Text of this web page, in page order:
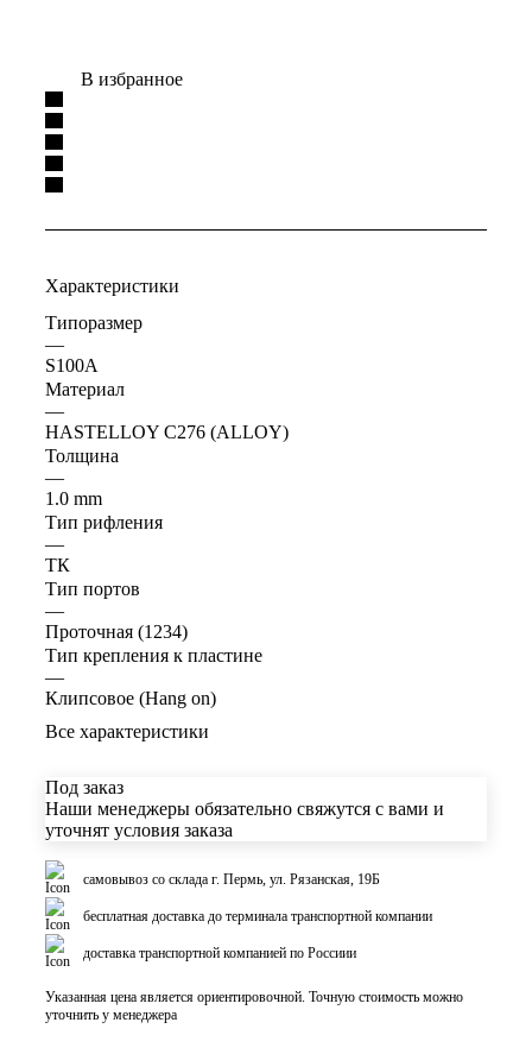
В избранное
Характеристики
Типоразмер
—
S100A
Материал
—
HASTELLOY C276 (ALLOY)
Толщина
—
1.0 mm
Тип рифления
—
ТК
Тип портов
—
Проточная (1234)
Тип крепления к пластине
—
Клипсовое (Hang on)
Все характеристики
Под заказ
Наши менеджеры обязательно свяжутся с вами и
уточнят условия заказа
самовывоз со склада г. Пермь, ул. Рязанская, 19Б
бесплатная доставка до терминала транспортной компании
доставка транспортной компанией по Россиии
Указанная цена является ориентировочной. Точную стоимость можно
уточнить у менеджера